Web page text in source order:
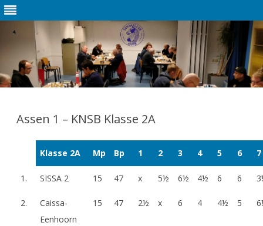
de
Assen 1 – KNSB Klasse 2A
Klasse 2A Mp Bp 1 2 3 4 5 6 7
1. SISSA 2 15 47 x 5½ 6½ 4½ 6 6
2.
Caissa-
Eenhoorn
15 47 2½ x 6 4 4½ 5